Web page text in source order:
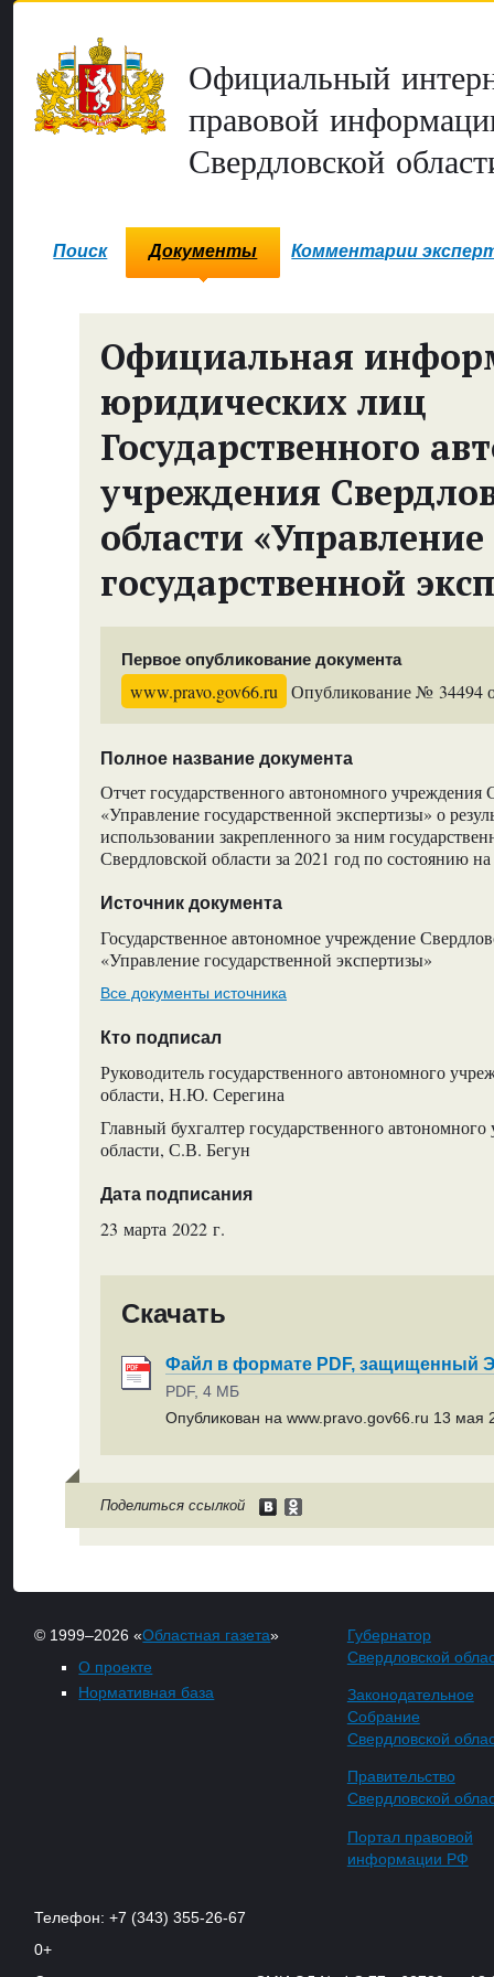
Официальный
правовой
Свердловской
Поиск Документы Комментарии
Официальная
юридических лиц
Государственного
учреждения
области «Управление
государственной
Первое опубликование документа
www.pravo.gov66.ru Опубликование № 34494
Полное название документа
Отчет государственного автономного учреждения
«Управление государственной экспертизы» о
использовании закрепленного за ним
Свердловской области за 2021 год по состоянию
Источник документа
Государственное автономное учреждение
«Управление государственной экспертизы»
Все документы источника
Кто подписал
Руководитель государственного автономного
области, Н.Ю. Серегина
Главный бухгалтер государственного
области, С.В. Бегун
Дата подписания
23 марта 2022 г.
Скачать
Файл в формате PDF, защищенный
PDF, 4 МБ
Опубликован на www.pravo.gov66.ru 13 мая
Поделиться ссылкой
© 1999–2026 «Областная газета»
О проекте
Нормативная база
Губернатор
Свердловской
Законодательное
Собрание
Свердловской
Правительство
Свердловской
Портал правовой
информации РФ
Телефон: +7 (343) 355-26-67
0+